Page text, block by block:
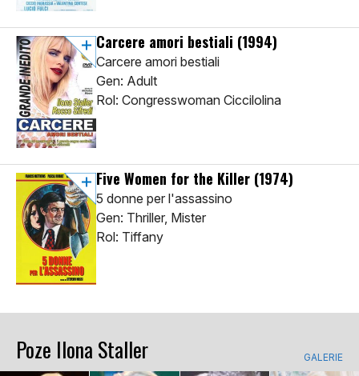
Carcere amori bestiali (1994)
Carcere amori bestiali
Gen: Adult
Rol: Congresswoman Ciccilolina
Five Women for the Killer (1974)
5 donne per l'assassino
Gen: Thriller, Mister
Rol: Tiffany
Poze Ilona Staller GALERIE